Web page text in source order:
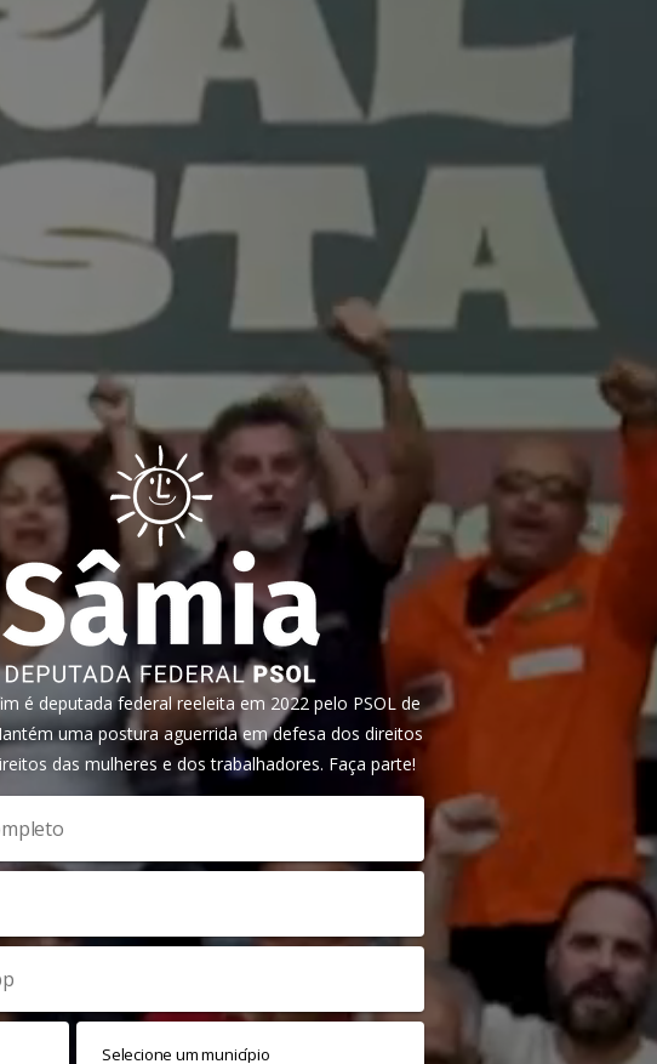
é deputada federal reeleita em 2022 pelo PSOL de
uma postura aguerrida em defesa dos direitos
das mulheres e dos trabalhadores. Faça parte!